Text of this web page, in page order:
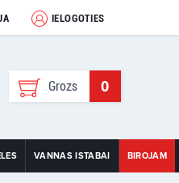
IELOGOTIES
Grozs 0
VANNAS ISTABAI BIROJAM